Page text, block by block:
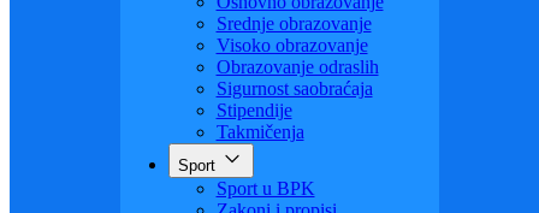
Obrazovanje
Predškolski odgoj
Osnovno obrazovanje
Srednje obrazovanje
Visoko obrazovanje
Obrazovanje odraslih
Sigurnost saobraćaja
Stipendije
Takmičenja